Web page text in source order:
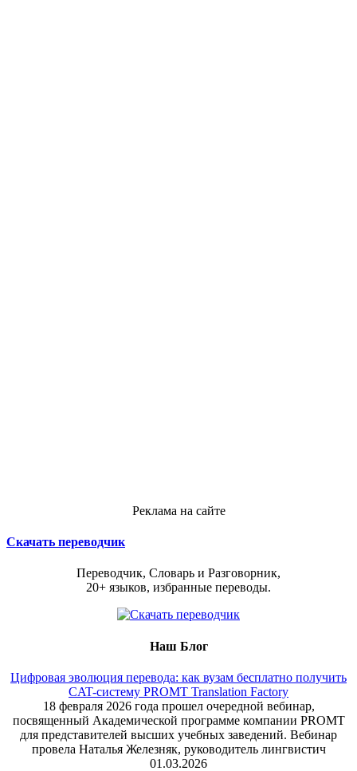
Реклама на сайте
Скачать переводчик
Переводчик, Словарь и Разговорник,
20+ языков, избранные переводы.
Наш Блог
Цифровая эволюция перевода: как вузам бесплатно получить
CAT-систему PROMT Translation Factory
18 февраля 2026 года прошел очередной вебинар,
посвященный Академической программе компании PROMT
для представителей высших учебных заведений. Вебинар
провела Наталья Железняк, руководитель лингвистич
01.03.2026